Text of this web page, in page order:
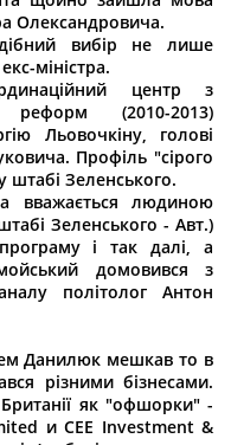
Олександровича.
вибір не лише
міністра.
центр з
реформ (2010-2013)
Льовочкіну, голові
Профіль "сірого
Зеленського.
вважається людиною
Зеленського - Авт.)
і так далі, а
домовився з
політолог Антон
Данилюк мешкав то в
різними бізнесами.
як "офшорки" -
и CEE Investment &